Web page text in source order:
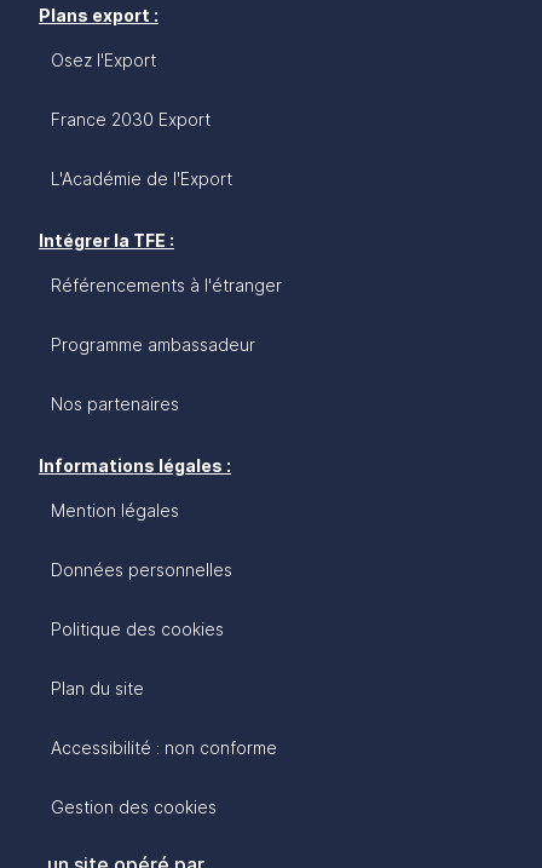
Plans export :
Osez l'Export
France 2030 Export
L'Académie de l'Export
Intégrer la TFE :
Référencements à l'étranger
Programme ambassadeur
Nos partenaires
Informations légales :
Mention légales
Données personnelles
Politique des cookies
Plan du site
Accessibilité : non conforme
Gestion des cookies